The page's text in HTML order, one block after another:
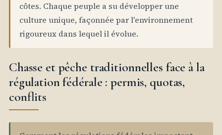
côtes. Chaque peuple a su développer une
culture unique, façonnée par l'environnement
rigoureux dans lequel il évolue.
Chasse et pêche traditionnelles face à la
régulation fédérale : permis, quotas,
conflits